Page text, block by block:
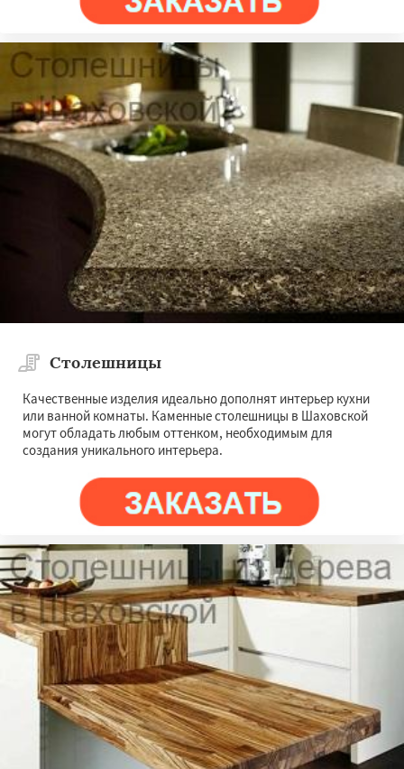
Столешницы
Качественные изделия идеально дополнят интерьер кухни
или ванной комнаты. Каменные столешницы в Шаховской
могут обладать любым оттенком, необходимым для
создания уникального интерьера.